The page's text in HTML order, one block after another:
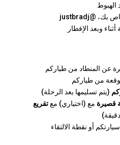
الهبوط
- يواصل منسق الأغاني الخاص بك، @justbradj
وبعد الإفطار
عن المنطاد من طياركم
من طياركم
(يتم تسليمها بعد الرحلة)
قصيرة مع (اختياري) مع تقريع
سيارتكم أو نقطة الالتقاء